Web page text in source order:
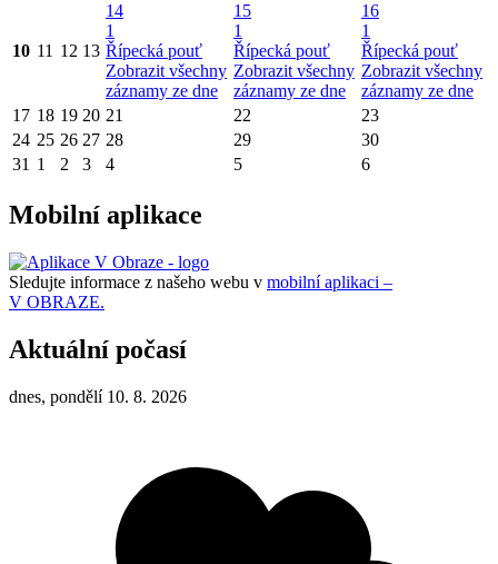
10 11 12 13
14
1
Řípecká pouť
Zobrazit všechny
záznamy ze dne
15
1
Řípecká pouť
Zobrazit všechny
záznamy ze dne
16
1
Řípecká pouť
Zobrazit všechny
záznamy ze dne
17 18 19 20 21 22
23
24 25 26 27 28 29
30
31 1 2 3 4 5 6
Mobilní aplikace
Sledujte informace z našeho webu v mobilní aplikaci –
V OBRAZE.
Aktuální počasí
dnes, pondělí 10. 8. 2026